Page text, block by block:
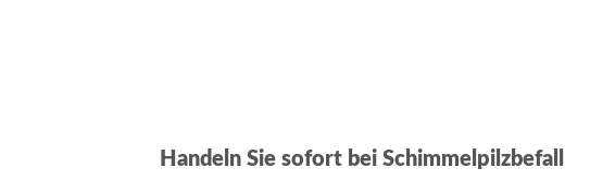
Handeln Sie sofort bei Schimmelpilzbefall